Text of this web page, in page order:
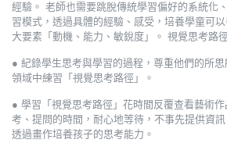
經驗。 老師也需要跳脫傳統學習偏好的系統化
習模式，透過具體的經驗、感受，培養學童可
大要素「動機、能力、敏銳度」。 視覺思考路
● 紀錄學生思考與學習的過程，尊重他們的所
領域中練習「視覺思考路徑」。
● 學習「視覺思考路徑」花時間反覆查看藝術
考、提問的時間，耐心地等待，不事先提供資
透過畫作培養孩子的思考能力。